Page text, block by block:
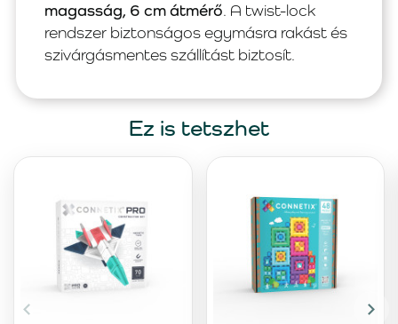
magasság, 6 cm átmérő. A twist-lock
rendszer biztonságos egymásra rakást és
szivárgásmentes szállítást biztosít.
Ez is tetszhet